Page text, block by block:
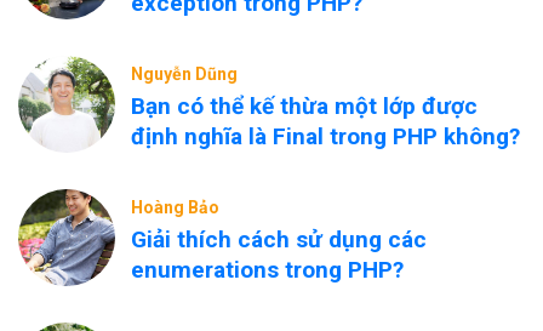
Nguyễn Dũng
Bạn có thể kế thừa một lớp được
định nghĩa là Final trong PHP không?
Hoàng Bảo
Giải thích cách sử dụng các
enumerations trong PHP?